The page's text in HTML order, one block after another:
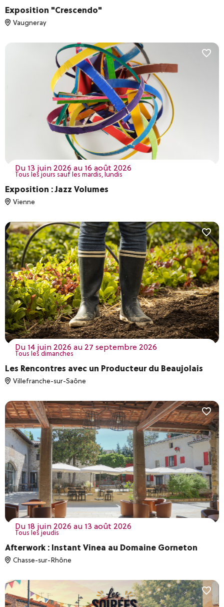
Exposition "Crescendo"
Vaugneray
Tous les jours sauf les mardis, lundis
du 13 juin 2026 au 16 août 2026
Exposition : Jazz Volumes
Vienne
Tous les dimanches
du 14 juin 2026 au 27 septembre 2026
Les Rencontres avec un Producteur du Beaujolais
Villefranche-sur-Saône
Tous les jeudis
du 18 juin 2026 au 13 août 2026
Afterwork : Instant Vinea au Domaine Gorneton
Chasse-sur-Rhône